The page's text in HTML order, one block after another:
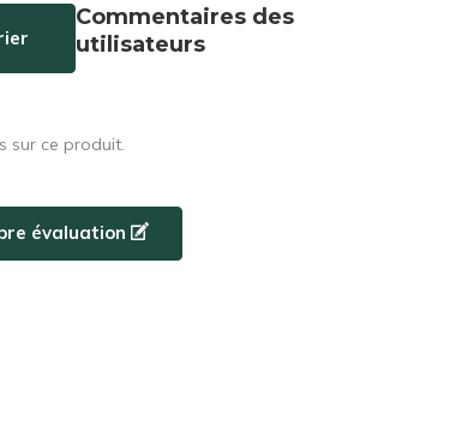
Commentaires des
utilisateurs
sur ce produit.
évaluation